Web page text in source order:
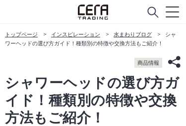
トップページ インスピレーション 水まわりブログ
シャ
ワーヘッドの選び方ガイド！種類別の特徴や交換方法もご紹介！
商品情報
シャワーヘッドの選び方ガ
イド！種類別の特徴や交換
方法もご紹介！